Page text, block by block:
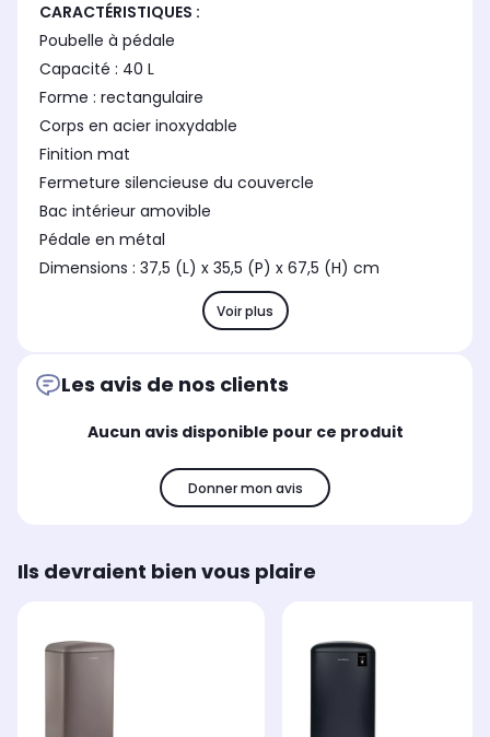
CARACTÉRISTIQUES :
Poubelle à pédale
Capacité : 40 L
Forme : rectangulaire
Corps en acier inoxydable
Finition mat
Fermeture silencieuse du couvercle
Bac intérieur amovible
Pédale en métal
Dimensions : 37,5 (L) x 35,5 (P) x 67,5 (H) cm
Voir plus
Les avis de nos clients
Aucun avis disponible pour ce produit
Donner mon avis
Ils devraient bien vous plaire